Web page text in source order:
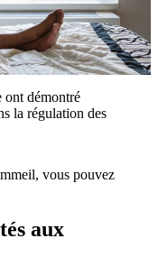
ont démontré
la régulation des
vous pouvez
aux